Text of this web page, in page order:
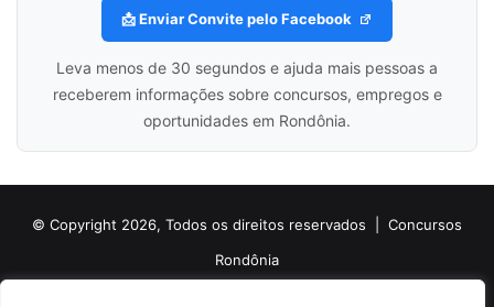
📩 Enviar Convite pelo Facebook
Leva menos de 30 segundos e ajuda mais pessoas a
receberem informações sobre concursos, empregos e
oportunidades em Rondônia.
© Copyright 2026, Todos os direitos reservados | Concursos
Rondônia